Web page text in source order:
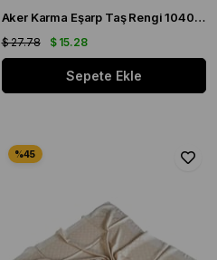
Aker Karma Eşarp Taş Rengi 1040600 - 912 - 32654
$ 15.28
$ 27.78
Sepete Ekle